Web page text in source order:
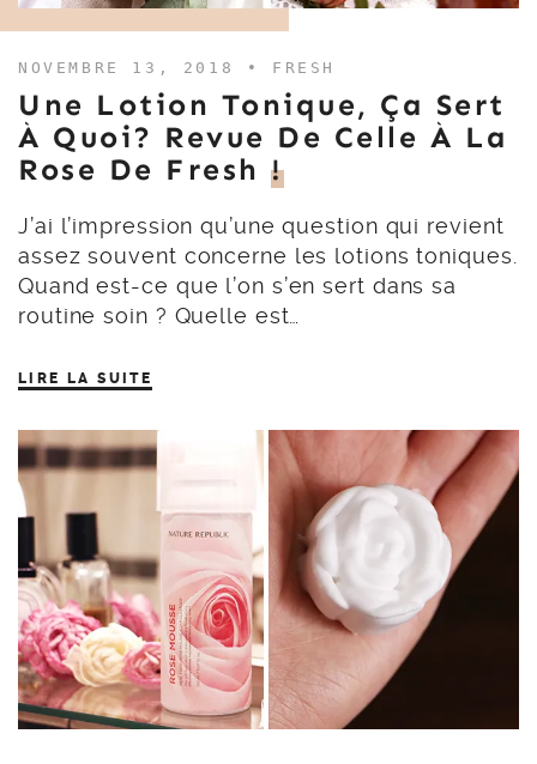
NOVEMBRE 13, 2018 • FRESH
Une Lotion Tonique, Ça Sert
À Quoi? Revue De Celle À La
Rose De Fresh !
J’ai l’impression qu’une question qui revient
assez souvent concerne les lotions toniques.
Quand est-ce que l’on s’en sert dans sa
routine soin ? Quelle est…
LIRE LA SUITE